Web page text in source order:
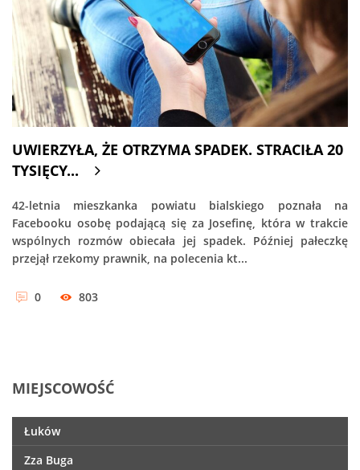
UWIERZYŁA, ŻE OTRZYMA SPADEK. STRACIŁA 20
TYSIĘCY...
42-letnia mieszkanka powiatu bialskiego poznała na
Facebooku osobę podającą się za Josefinę, która w trakcie
wspólnych rozmów obiecała jej spadek. Później pałeczkę
przejął rzekomy prawnik, na polecenia kt...
0 803
MIEJSCOWOŚĆ
Łuków
Zza Buga